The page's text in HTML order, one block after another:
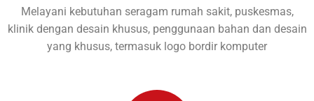
Melayani kebutuhan seragam rumah sakit, puskesmas,
klinik dengan desain khusus, penggunaan bahan dan desain
yang khusus, termasuk logo bordir komputer